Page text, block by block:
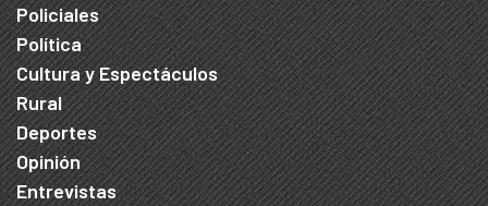
Policiales
Política
Cultura y Espectáculos
Rural
Deportes
Opinión
Entrevistas